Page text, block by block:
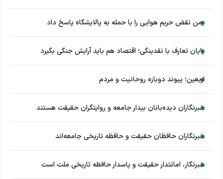
یمن نقض حریم هوایی را با حمله به پالایشگاه پاسخ داد
پایان تعارف با نقدینگی؛ اقتصاد هم باید آرایش جنگی بگیرد
اربعین؛ پیوند دوباره روحانیت و مردم
خبرنگاران دیده‌بانان بیدار جامعه و روایتگران حقیقت هستند
خبرنگاران حافظان حقیقت و حافظه تاریخی جامعه‌اند
خبرنگار، امانتدار حقیقت و پاسدار حافظه تاریخی ملت است